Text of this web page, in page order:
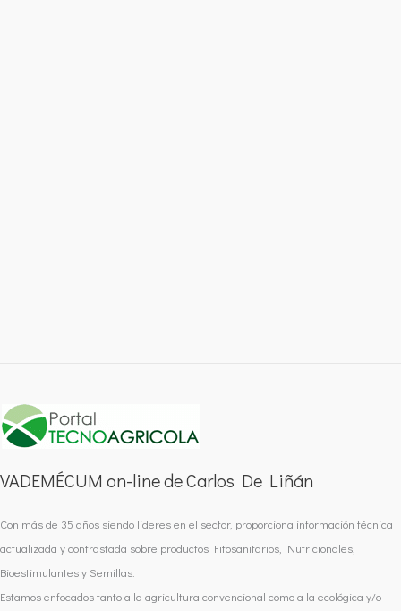
VADEMÉCUM on-line de Carlos De Liñán
Con más de 35 años siendo líderes en el sector, proporciona información técnica
actualizada y contrastada sobre productos Fitosanitarios, Nutricionales,
Bioestimulantes y Semillas.
Estamos enfocados tanto a la agricultura convencional como a la ecológica y/o